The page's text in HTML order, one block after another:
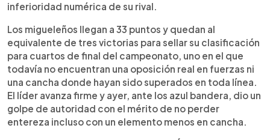
inferioridad numérica de su rival.
Los migueleños llegan a 33 puntos y quedan al
equivalente de tres victorias para sellar su clasificación
para cuartos de final del campeonato, uno en el que
todavía no encuentran una oposición real en fuerzas ni
una cancha donde hayan sido superados en toda línea.
El líder avanza firme y ayer, ante los azul bandera, dio un
golpe de autoridad con el mérito de no perder
entereza incluso con un elemento menos en cancha.